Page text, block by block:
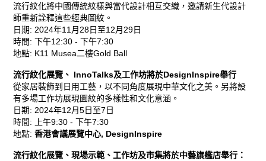
獎
項
榮
譽
流行紋化將中國傳統紋樣與當代設計相互交織，邀請新生代設計
師重新詮釋這些經典圖紋。
日期: 2024年11月28日至12月29日
時間: 下午12:30 - 下午7:30
地點: K11 Musea二樓Gold Ball
流行紋化展覽、 InnoTalks及工作坊將於DesignInspire舉行
從家居裝飾到日用工藝，以不同角度展現中華文化之美。另將設
有多場工作坊展現圖紋的多樣性和文化意涵。
日期: 2024年12月5日至7日
時間:
上午9:30 - 下午7:30
地點:香港會議展覽中心, DesignInspire
流行紋化展覽、現場示範、工作坊及市集將於中藝旗艦店舉行：